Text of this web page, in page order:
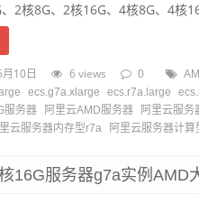
2核8G、2核16G、4核8G、4核
10日 6 views 0
ecs.g7a.xlarge ecs.r7a.large
服务器
阿里云AMD服务器 阿里云服务
云服务器内存型r7a 阿里云服务器计算
16G服务器g7a实例AMD